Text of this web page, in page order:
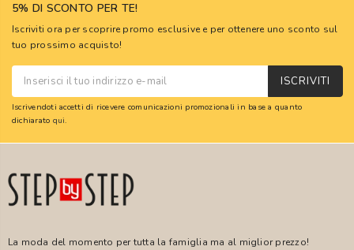
5% DI SCONTO PER TE!
Iscriviti ora per scoprire promo esclusive e per ottenere uno sconto sul
tuo prossimo acquisto!
ISCRIVITI
Iscrivendoti accetti di ricevere comunicazioni promozionali in base a quanto
dichiarato qui.
La moda del momento per tutta la famiglia ma al miglior prezzo!